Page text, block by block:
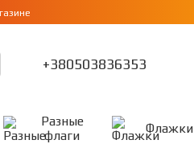
+380503836353
Разные
флаги
Флажки